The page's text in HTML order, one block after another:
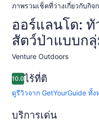
ภาพรวมเช็คที่ว่างเกี่ยวกับกิจ
ออร์แลนโด:
สัตว์ป่าแบบก
Venture Outdoors​
10.010.0 จาก 10
ไร้ที่ติ
ดูรีวิวจาก GetYourGuide ทั้
บริการเด่น